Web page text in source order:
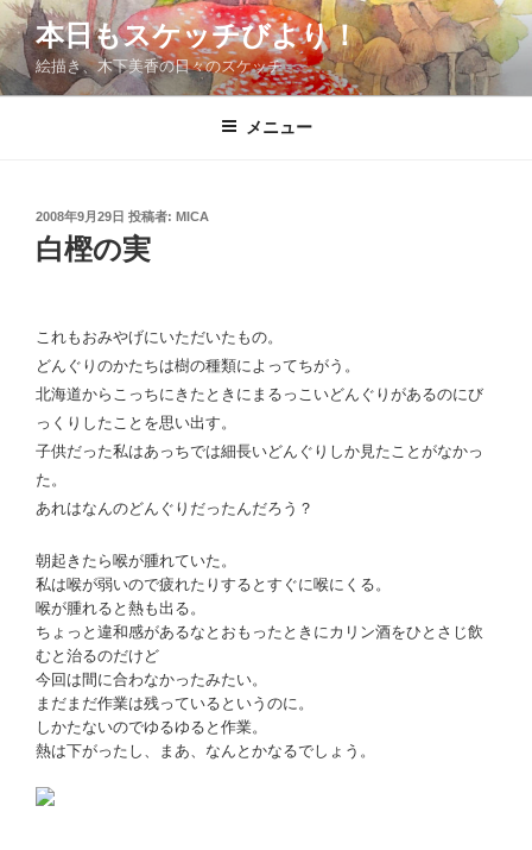
コ
ン
テ
ン
本日もスケッチびより！
絵描き、木下美香の日々のスケッチ
メニュー
投
稿
日:
2008年9月29日 投稿者: MICA
白樫の実
これもおみやげにいただいたもの。
どんぐりのかたちは樹の種類によってちがう。
北海道からこっちにきたときにまるっこいどんぐりがあるのにび
っくりしたことを思い出す。
子供だった私はあっちでは細長いどんぐりしか見たことがなかっ
た。
あれはなんのどんぐりだったんだろう？
朝起きたら喉が腫れていた。
私は喉が弱いので疲れたりするとすぐに喉にくる。
喉が腫れると熱も出る。
ちょっと違和感があるなとおもったときにカリン酒をひとさじ飲
むと治るのだけど
今回は間に合わなかったみたい。
まだまだ作業は残っているというのに。
しかたないのでゆるゆると作業。
熱は下がったし、まあ、なんとかなるでしょう。